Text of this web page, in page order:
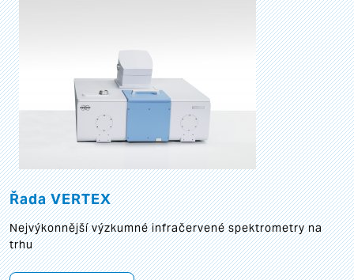
Řada VERTEX
Nejvýkonnější výzkumné infračervené spektrometry na
trhu